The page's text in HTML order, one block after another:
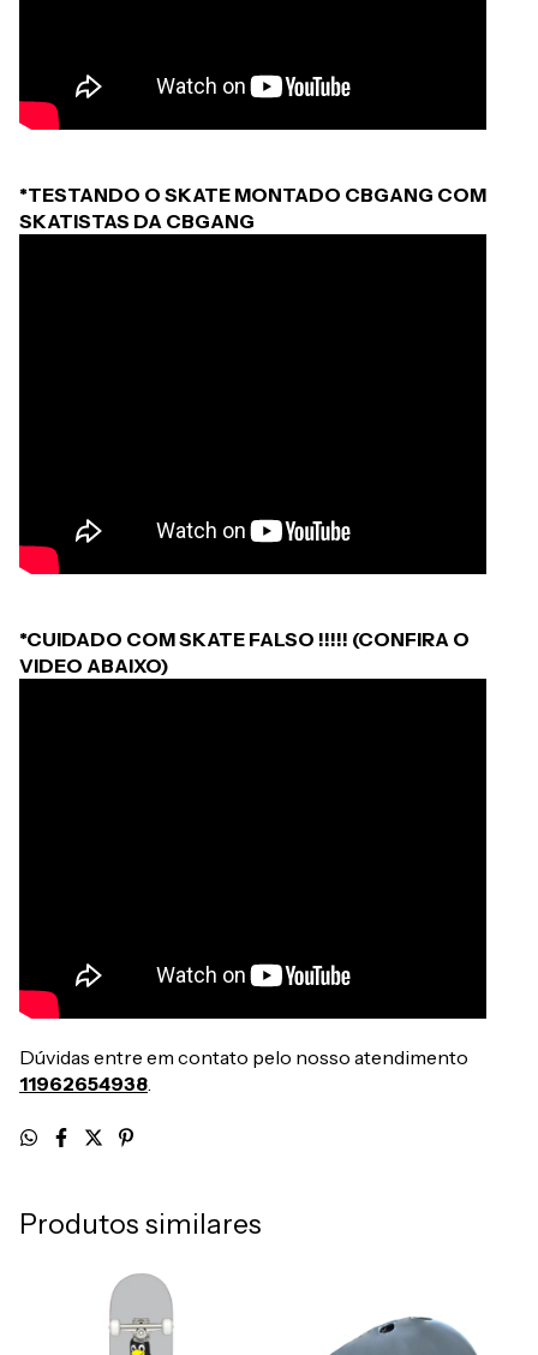
*TESTANDO O SKATE MONTADO CBGANG COM
SKATISTAS DA CBGANG
*CUIDADO COM SKATE FALSO !!!!! (CONFIRA O
VIDEO ABAIXO)
Dúvidas entre em contato pelo nosso atendimento
11962654938.
Produtos similares